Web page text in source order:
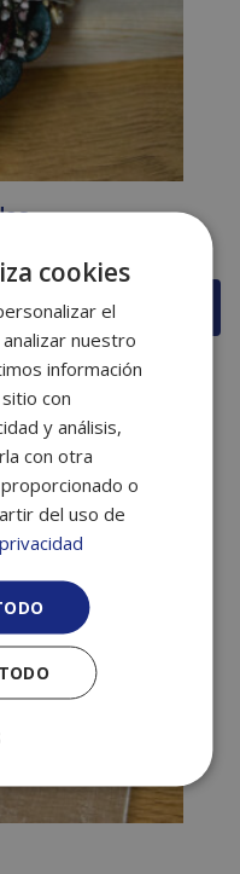
cookies
el
nuestro
información
con
y análisis,
con otra
o
del uso de